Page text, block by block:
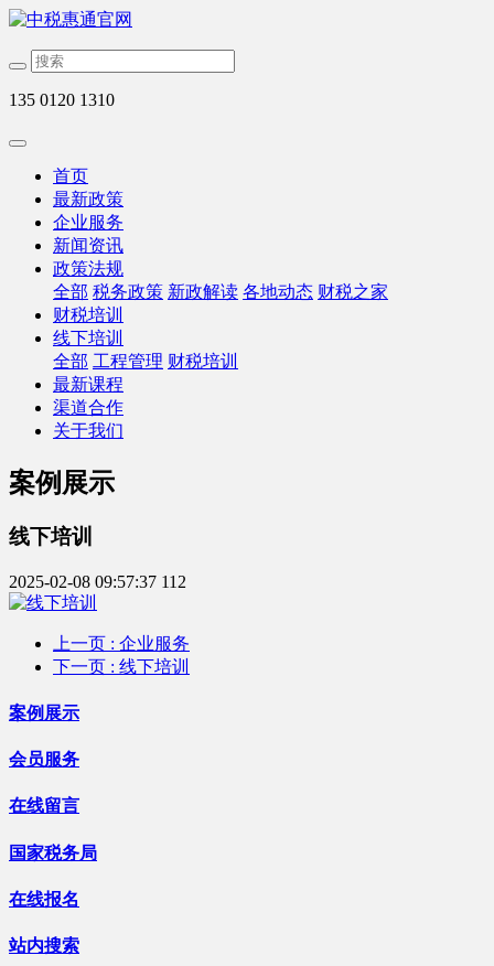
135 0120 1310
首页
最新政策
企业服务
新闻资讯
政策法规
全部 税务政策 新政解读 各地动态 财税之家
财税培训
线下培训
全部 工程管理 财税培训
最新课程
渠道合作
关于我们
案例展示
线下培训
2025-02-08 09:57:37 112
上一页 : 企业服务
下一页 : 线下培训
案例展示
会员服务
在线留言
国家税务局
在线报名
站内搜索